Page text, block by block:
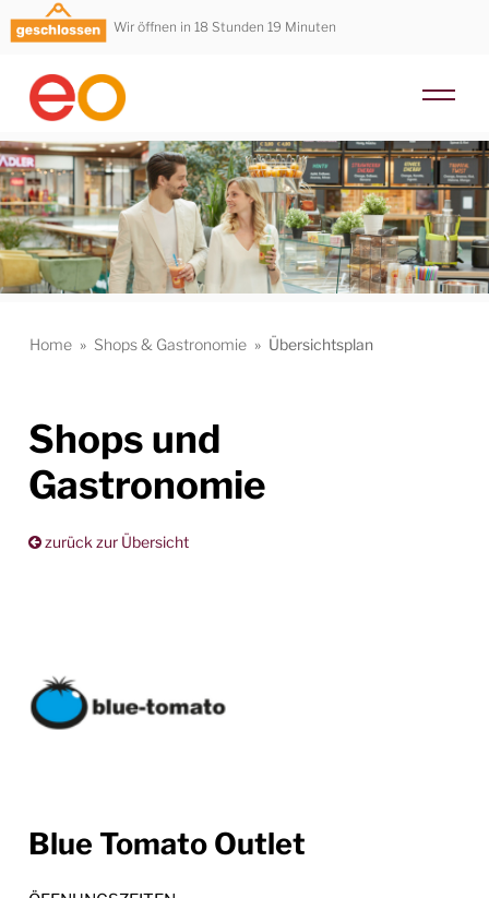
Wir öffnen in 18 Stunden 19 Minuten
Home » Shops & Gastronomie » Übersichtsplan
Shops und
Gastronomie
zurück zur Übersicht
Blue Tomato Outlet